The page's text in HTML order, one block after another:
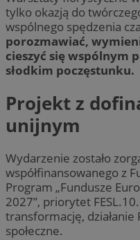
tylko okazją do
wspólnego spędzenia
porozmawiać,
cieszyć się wspólnym
słodkim poczęstunku.
Projekt z
unijnym
Wydarzenie zostało
współfinansowanego z
Program „Fundusze
2027”, priorytet
transformację, działanie
społeczne.